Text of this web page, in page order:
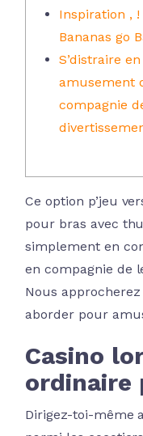
Inspiration ,
Bananas go
S’distraire
amusement
compagnie
Ce option p’jeu
pour bras avec
simplement en
en compagnie de
Nous
aborder pour
Casino
ordinaire
Dirigez-toi-même